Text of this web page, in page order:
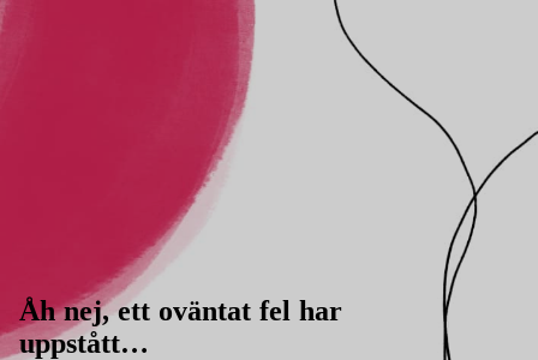
Åh nej, ett oväntat fel har
uppstått…